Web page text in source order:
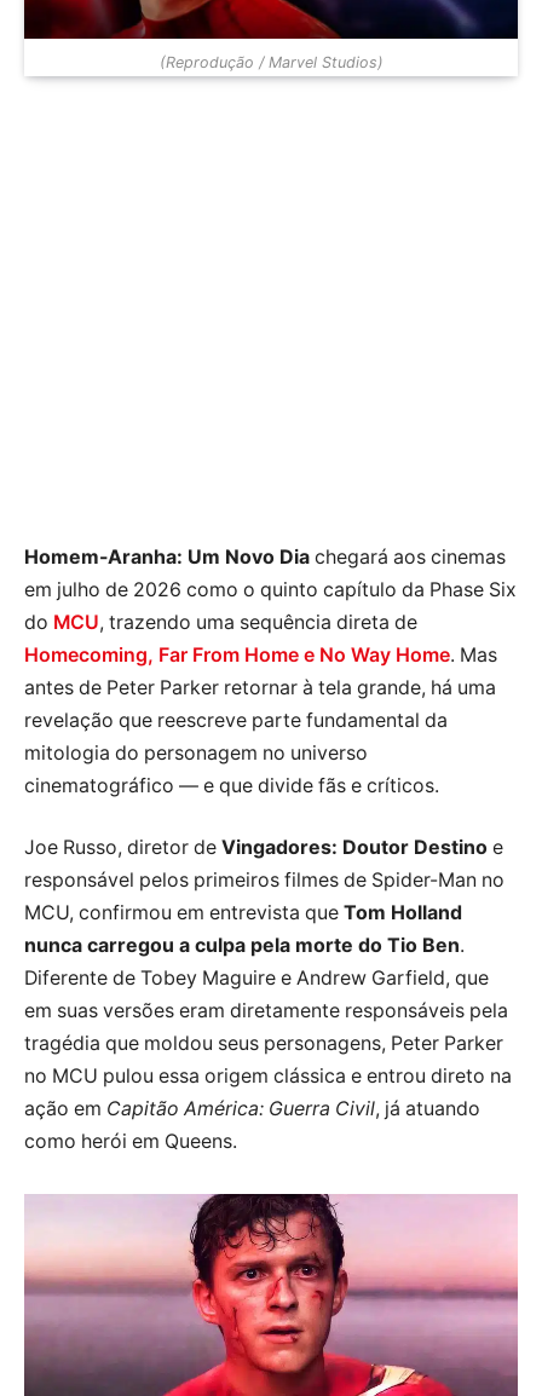
(Reprodução / Marvel Studios)
Homem-Aranha: Um Novo Dia chegará aos cinemas
em julho de 2026 como o quinto capítulo da Phase Six
do MCU, trazendo uma sequência direta de
Homecoming, Far From Home e No Way Home. Mas
antes de Peter Parker retornar à tela grande, há uma
revelação que reescreve parte fundamental da
mitologia do personagem no universo
cinematográfico — e que divide fãs e críticos.
Joe Russo, diretor de Vingadores: Doutor Destino e
responsável pelos primeiros filmes de Spider-Man no
MCU, confirmou em entrevista que Tom Holland
nunca carregou a culpa pela morte do Tio Ben.
Diferente de Tobey Maguire e Andrew Garfield, que
em suas versões eram diretamente responsáveis pela
tragédia que moldou seus personagens, Peter Parker
no MCU pulou essa origem clássica e entrou direto na
ação em Capitão América: Guerra Civil, já atuando
como herói em Queens.